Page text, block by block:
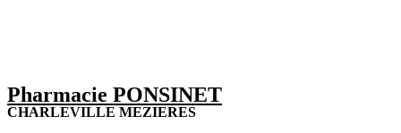
Pharmacie PONSINET
CHARLEVILLE MEZIERES